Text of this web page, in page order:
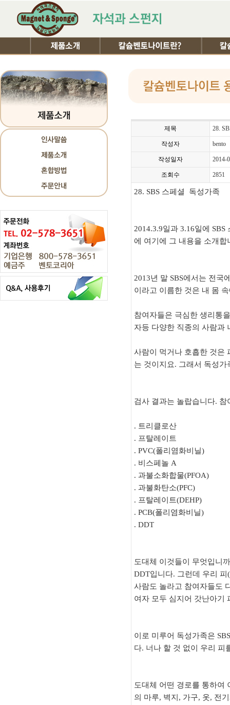
제목 28.
작성자 bento
작성일자 2014-
조회수 2851
28. SBS 스페셜 독성가족
2014.3.9일과 3.16일에
에 여기에 그 내용을 소개합
2013년 말 SBS에서는 전국
이라고 이름한 것은 내 몸
참여자들은 극심한 생리통
자등 다양한 직종의 사람과
사람이 먹거나 호흡한 것은
는 것이지요. 그래서 독성
검사 결과는 놀랍습니다.
. 트리클로산
. 프탈레이트
. PVC(폴리염화비닐)
. 비스페놀 A
. 과불소화합물(PFOA)
. 과불화탄소(PFC)
. 프탈레이트(DEHP)
. PCB(폴리염화비닐)
. DDT
도대체 이것들이 무엇입니
DDT입니다. 그런데 우리
사람도 놀라고 참여자들도
여자 모두 심지어 갓난아기
이로 미루어 독성가족은
다. 너나 할 것 없이 우리 피
도대체 어떤 경로를 통하여
의 마루, 벽지, 가구, 옷, 전